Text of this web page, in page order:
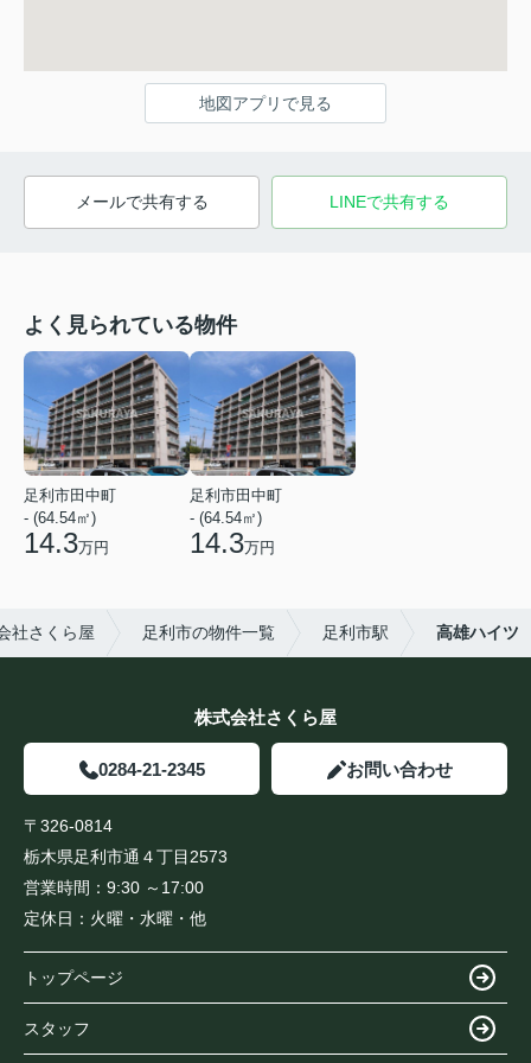
地図アプリで見る
メールで共有する LINEで共有する
よく見られている物件
足利市田中町
- (64.54㎡)
14.3万円
足利市田中町
- (64.54㎡)
14.3万円
社さくら屋 足利市の物件一覧 足利市駅 高雄ハイツ
株式会社さくら屋
0284-21-2345 お問い合わせ
〒326-0814
栃木県足利市通４丁目2573
営業時間： 9:30 ～17:00
定休日： 火曜・水曜・他
トップページ
スタッフ